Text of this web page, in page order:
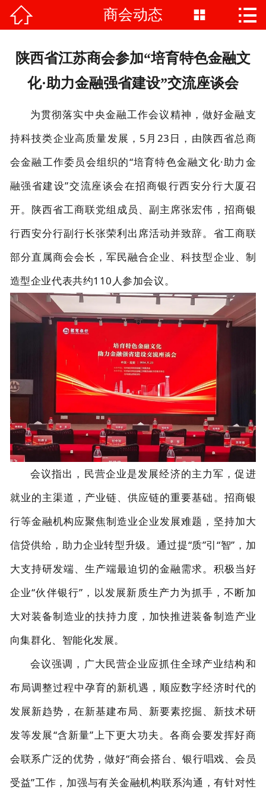
 首页
商会动态
会员风采
党建工作
政策法规
联系我们
 商会动态  
陕西省江苏商会参加“培育特色金融文
化·助力金融强省建设”交流座谈会
为贯彻落实中央金融工作会议精神，做好金融支
持科技类企业高质量发展，5月23日，由陕西省总商
会金融工作委员会组织的“培育特色金融文化·助力金
融强省建设”交流座谈会在招商银行西安分行大厦召
开。陕西省工商联党组成员、副主席张宏伟，招商银
行西安分行副行长张荣利出席活动并致辞。省工商联
部分直属商会会长，军民融合企业、科技型企业、制
造型企业代表共约110人参加会议。
会议指出，民营企业是发展经济的主力军，促进
就业的主渠道，产业链、供应链的重要基础。招商银
行等金融机构应聚焦制造业企业发展难题，坚持加大
信贷供给，助力企业转型升级。通过提“质”引“智”，加
大支持研发端、生产端最迫切的金融需求。积极当好
企业“伙伴银行”，以发展新质生产力为抓手，不断加
大对装备制造业的扶持力度，加快推进装备制造产业
向集群化、智能化发展。
会议强调，广大民营企业应抓住全球产业结构和
布局调整过程中孕育的新机遇，顺应数字经济时代的
发展新趋势，在新基建布局、新要素挖掘、新技术研
发等发展“含新量”上下更大功夫。各商会要发挥好商
会联系广泛的优势，做好“商会搭台、银行唱戏、会员
受益”工作，加强与有关金融机构联系沟通，有针对性